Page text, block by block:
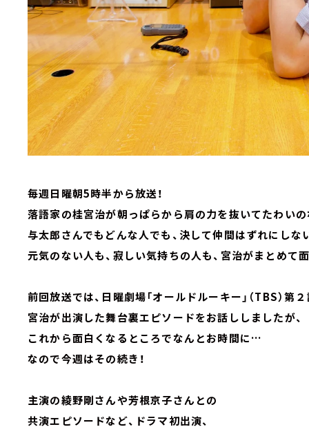
毎週日曜朝5時半から放送！
落語家の桂宮治が朝っぱらから肩の力を抜いてたわい
与太郎さんでもどんな人でも、決して仲間はずれにしな
元気のない人も、寂しい気持ちの人も、宮治がまとめて
前回放送では、日曜劇場「オールドルーキー」（TBS）第
宮治が出演した舞台裏エピソードをお話ししましたが、
これから面白くなるところでなんとお時間に…
なので今週はその続き！
主演の綾野剛さんや芳根京子さんとの
共演エピソードなど、ドラマ初出演、